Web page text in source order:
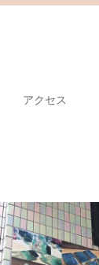
アクセス